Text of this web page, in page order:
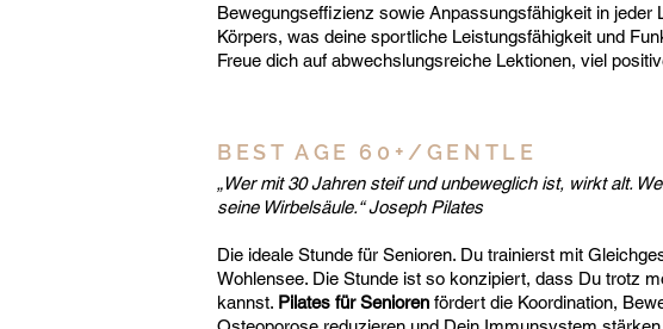
Bewegungseffizienz sowie Anpassungsfähigkeit in
Körpers, was deine sportliche Leistungsfähigkeit und
Freue dich auf abwechslungsreiche Lektionen, viel
BEST AGE 60+/GENTLE
„Wer mit 30 Jahren steif und unbeweglich ist, wirkt alt.
seine Wirbelsäule.“ Joseph Pilates
Die ideale Stunde für Senioren. Du trainierst mit
Wohlensee. Die Stunde ist so konzipiert, dass Du trotz
kannst. Pilates für Senioren fördert die Koordination,